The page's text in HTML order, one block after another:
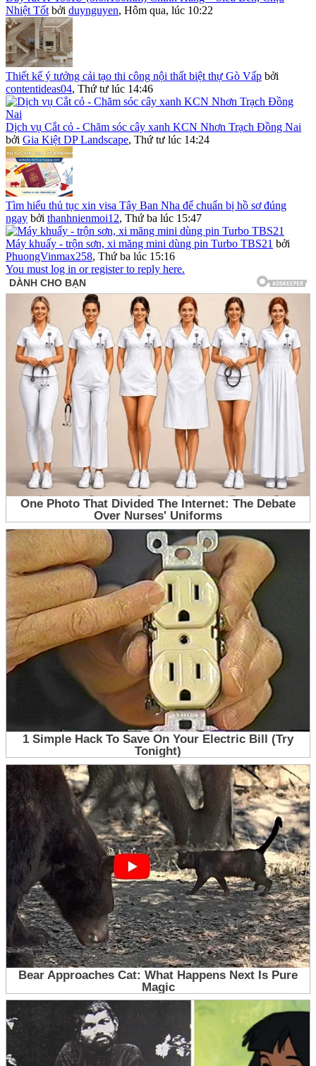
Nhiệt Tốt bởi duynguyen, Hôm qua, lúc 10:22
Thiết kế ý tưởng cải tạo thi công nội thất biệt thự Gò Vấp bởi
contentideas04, Thứ tư lúc 14:46
Dịch vụ Cắt cỏ - Chăm sóc cây xanh KCN Nhơn Trạch Đồng Nai
bởi Gia Kiệt DP Landscape, Thứ tư lúc 14:24
Tìm hiểu thủ tục xin visa Tây Ban Nha để chuẩn bị hồ sơ đúng
ngay bởi thanhnienmoi12, Thứ ba lúc 15:47
Máy khuấy - trộn sơn, xi măng mini dùng pin Turbo TBS21 bởi
PhuongVinmax258, Thứ ba lúc 15:16
You must log in or register to reply here.